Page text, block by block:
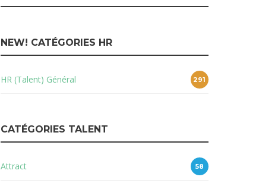
NEW! CATÉGORIES HR
HR (Talent) Général 291
CATÉGORIES TALENT
Attract 58